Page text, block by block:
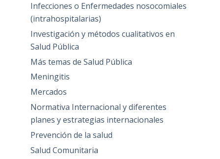
Infecciones o Enfermedades nosocomiales
(intrahospitalarias)
Investigación y métodos cualitativos en
Salud Pública
Más temas de Salud Pública
Meningitis
Mercados
Normativa Internacional y diferentes
planes y estrategias internacionales
Prevención de la salud
Salud Comunitaria